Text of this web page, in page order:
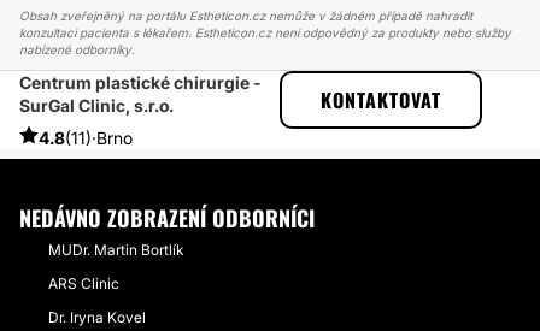
Obsah zveřejněný na portálu Estheticon.cz nemůže v žádném případě nahradit
konzultaci pacienta s lékařem. Estheticon.cz není odpovědný za produkty nebo služby
nabízené odborníky.
Centrum plastické chirurgie -
SurGal Clinic, s.r.o.
4.8(11)·Brno
KONTAKTOVAT
ESTHETICON
PŘÍBĚHY
PŘÍBĚHY TÝKAJÍCÍ SE ZÁKROKU OPERACE HORNÍCH VÍČEK
MUDR. LUCIE KUČEROVÁ
NEDÁVNO ZOBRAZENÍ ODBORNÍCI
MUDr. Martin Bortlík
ARS Clinic
Dr. Iryna Kovel